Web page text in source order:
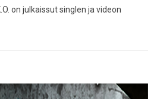
on julkaissut singlen ja videon